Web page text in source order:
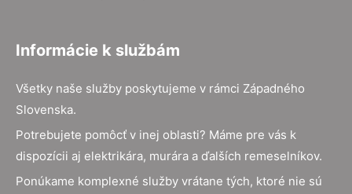
Informácie k službám
Všetky naše služby poskytujeme v rámci Západného
Slovenska.
Potrebujete pomôcť v inej oblasti? Máme pre vás k
dispozícii aj elektrikára, murára a ďalších remeselníkov.
Ponúkame komplexné služby vrátane tých, ktoré nie sú